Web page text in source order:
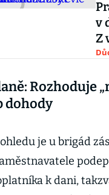
v
Z
Rozhoduje
dohody
je u brigád
k dani,